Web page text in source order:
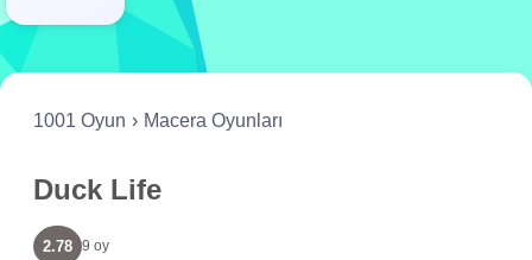
1001 Oyun Macera Oyunları
Duck Life
2.78 9 oy